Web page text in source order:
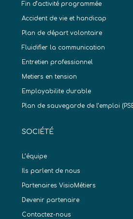
Fin d’activité programmée
Accident de vie et handicap
Plan de départ volontaire
Fluidifier la communication
Entretien professionnel
Metiers en tension
Employabilite durable
Plan de sauvegarde de l’emploi
SOCIÉTÉ
L’équipe
Ils parlent de nous
Partenaires VisioMétiers
Devenir partenaire
Contactez-nous